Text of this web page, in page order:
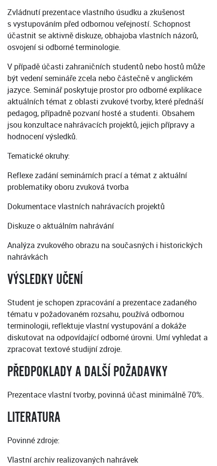
Zvládnutí prezentace vlastního úsudku a zkušenost
s vystupováním před odbornou veřejností. Schopnost
účastnit se aktivně diskuze, obhajoba vlastních názorů,
osvojení si odborné terminologie.
V případě účasti zahraničních studentů nebo hostů může
být vedení semináře zcela nebo částečně v anglickém
jazyce. Seminář poskytuje prostor pro odborné explikace
aktuálních témat z oblasti zvukové tvorby, které přednáší
pedagog, případně pozvaní hosté a studenti. Obsahem
jsou konzultace nahrávacích projektů, jejich přípravy a
hodnocení výsledků.
Tematické okruhy:
Reflexe zadání seminárních prací a témat z aktuální
problematiky oboru zvuková tvorba
Dokumentace vlastních nahrávacích projektů
Diskuze o aktuálním nahrávání
Analýza zvukového obrazu na současných i historických
nahrávkách
VÝSLEDKY UČENÍ
Student je schopen zpracování a prezentace zadaného
tématu v požadovaném rozsahu, používá odbornou
terminologii, reflektuje vlastní vystupování a dokáže
diskutovat na odpovídající odborné úrovni. Umí vyhledat a
zpracovat textové studijní zdroje.
PŘEDPOKLADY A DALŠÍ POŽADAVKY
Prezentace vlastní tvorby, povinná účast minimálně 70%.
LITERATURA
Povinné zdroje:
Vlastní archiv realizovaných nahrávek